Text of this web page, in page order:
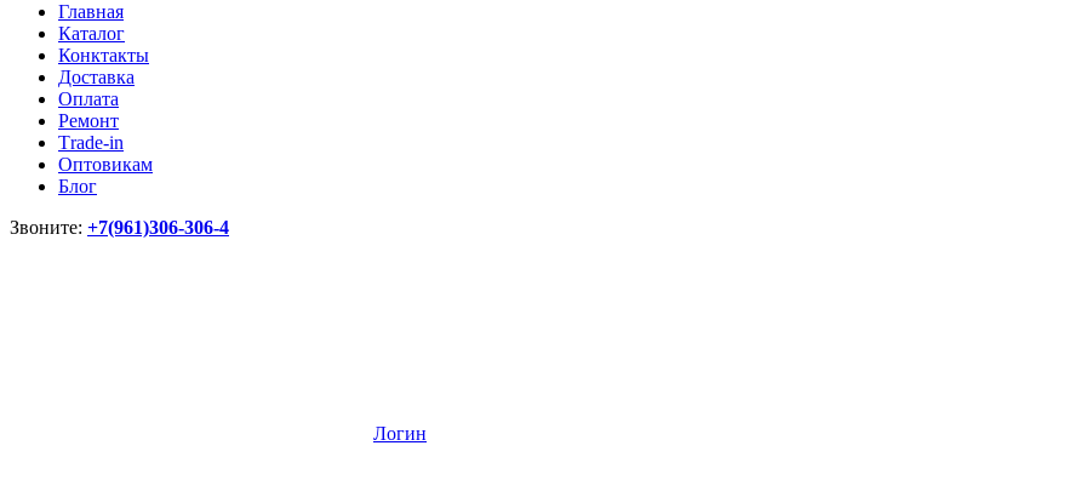
Главная
Каталог
Конктакты
Доставка
Оплата
Ремонт
Тrade-in
Оптовикам
Блог
Звоните: +7(961)306-306-4
Логин